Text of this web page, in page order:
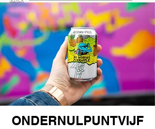
ONDERNULPUNTVIJF